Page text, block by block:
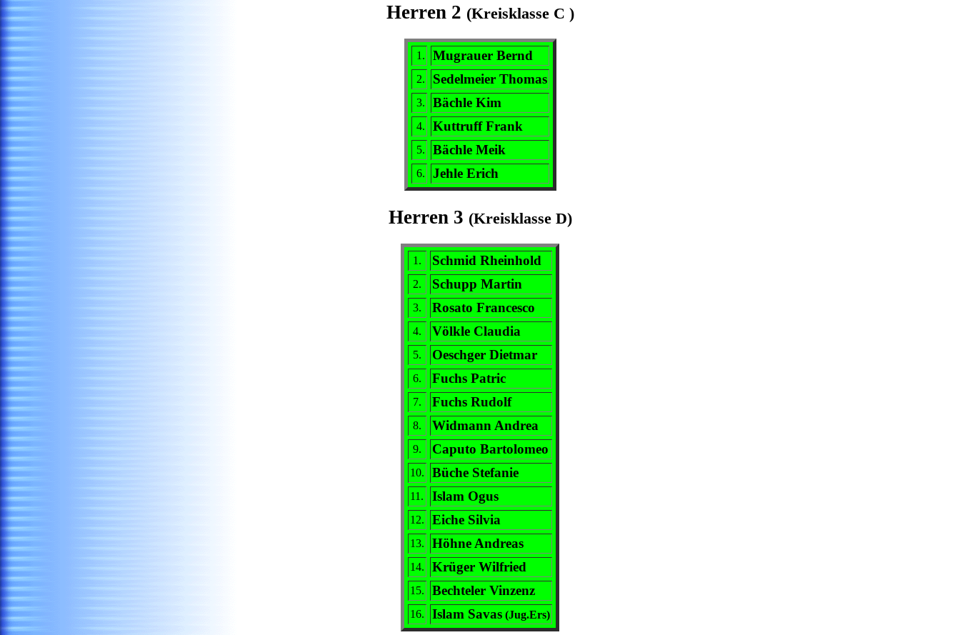
Herren 2 (Kreisklasse C )
1. Mugrauer Bernd
2. Sedelmeier Thomas
3. Bächle Kim
4. Kuttruff Frank
5. Bächle Meik
6. Jehle Erich
Herren 3 (Kreisklasse D)
1. Schmid Rheinhold
2. Schupp Martin
3. Rosato Francesco
4. Völkle Claudia
5. Oeschger Dietmar
6. Fuchs Patric
7. Fuchs Rudolf
8. Widmann Andrea
9. Caputo Bartolomeo
10. Büche Stefanie
11. Islam Ogus
12. Eiche Silvia
13. Höhne Andreas
14. Krüger Wilfried
15. Bechteler Vinzenz
16. Islam Savas (Jug.Ers)